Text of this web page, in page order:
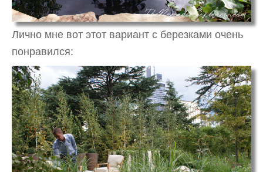
Лично мне вот этот вариант с березками очень
понравился: